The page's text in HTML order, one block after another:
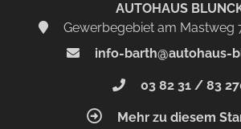
AUTOHAUS
Gewerbegebiet am Mastweg
info-barth@autohaus-
03 82 31 / 83
Mehr zu diesem